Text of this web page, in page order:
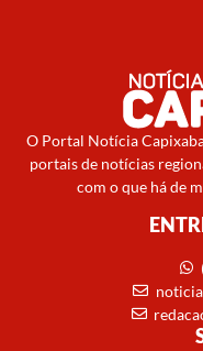
O Portal Notícia
portais de notícias
com o que há de